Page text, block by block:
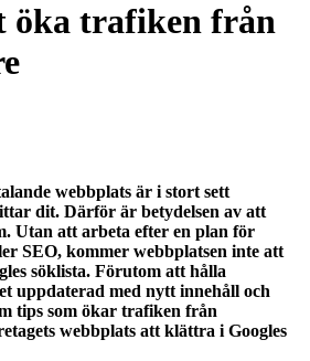
öka trafiken från
webbplats är i stort sett
dit. Därför är betydelsen av att
Utan att arbeta efter en plan för
SEO, kommer webbplatsen inte att
söklista. Förutom att hålla
uppdaterad med nytt innehåll och
tips som ökar trafiken från
webbplats att klättra i Googles